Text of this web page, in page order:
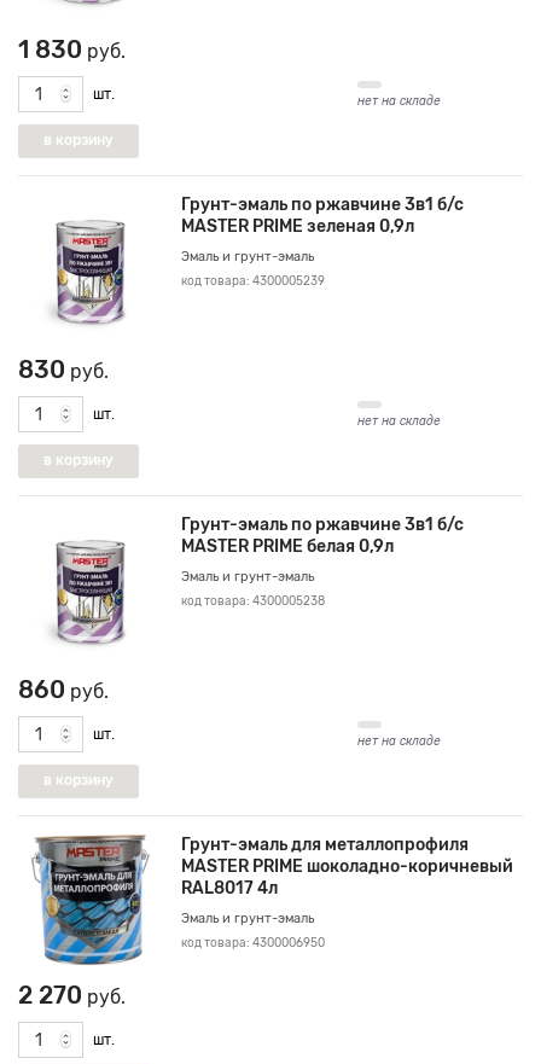
1 830 руб.
шт. нет на складе
Грунт-эмаль по ржавчине 3в1 б/с
MASTER PRIME зеленая 0,9л
Эмаль и грунт-эмаль
код товара: 4300005239
830 руб.
шт. нет на складе
Грунт-эмаль по ржавчине 3в1 б/с
MASTER PRIME белая 0,9л
Эмаль и грунт-эмаль
код товара: 4300005238
860 руб.
шт. нет на складе
Грунт-эмаль для металлопрофиля
MASTER PRIME шоколадно-коричневый
RAL8017 4л
Эмаль и грунт-эмаль
код товара: 4300006950
2 270 руб.
шт.